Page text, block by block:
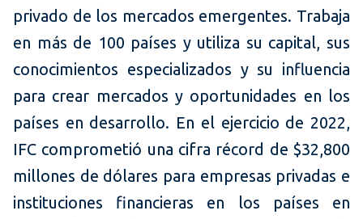
privado de los mercados emergentes. Trabaja
en más de 100 países y utiliza su capital, sus
conocimientos especializados y su influencia
para crear mercados y oportunidades en los
países en desarrollo. En el ejercicio de 2022,
IFC comprometió una cifra récord de $32,800
millones de dólares para empresas privadas e
instituciones financieras en los países en